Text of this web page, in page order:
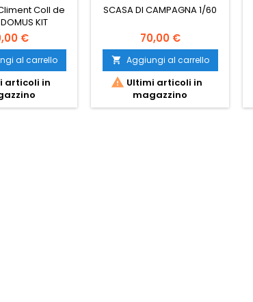
Coll de
KIT
3
€
al carrello
articoli in
SCASA DI CAMPAGNA 1/60
70,00 €
 Aggiungi al carrello
 Ultimi articoli in
magazzino